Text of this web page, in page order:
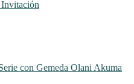
con Gemeda Olani Akuma